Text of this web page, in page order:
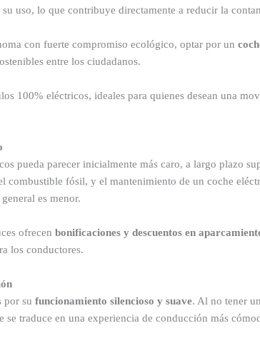
uso, lo que contribuye directamente a reducir la
con fuerte compromiso ecológico, optar por un
entre los ciudadanos.
100% eléctricos, ideales para quienes desean una
pueda parecer inicialmente más caro, a largo plazo
combustible fósil, y el mantenimiento de un coche
es menor.
ofrecenbonificaciones y descuentos en
los conductores.
por sufuncionamiento silencioso y suave. Al no tener
traduce en una experiencia de conducción más